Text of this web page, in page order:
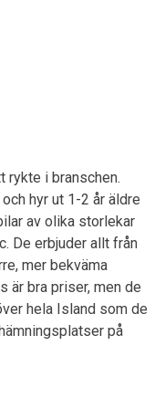
rykte i branschen.
hyr ut 1-2 år äldre
av olika storlekar
De erbjuder allt från
mer bekväma
är bra priser, men de
hela Island som de
på